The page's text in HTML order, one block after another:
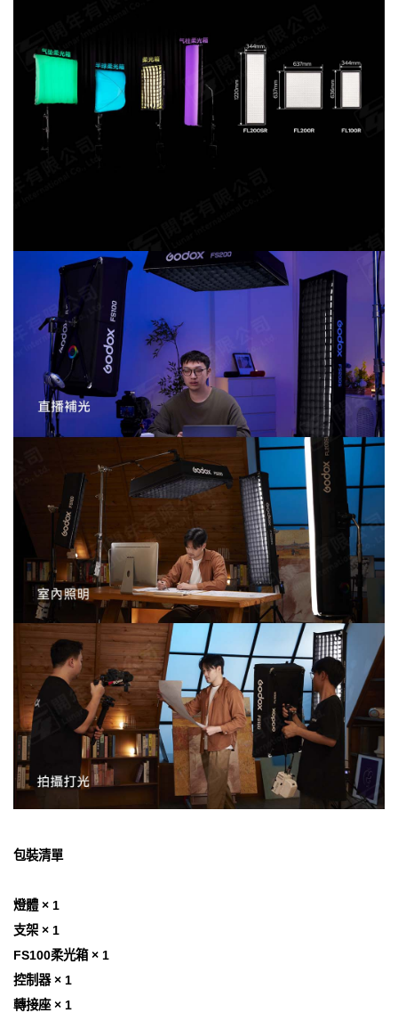
包裝清單
燈體 × 1
支架 × 1
FS100柔光箱 × 1
控制器 × 1
轉接座 × 1